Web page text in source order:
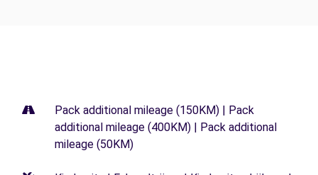
Pack additional mileage (150KM) | Pack
additional mileage (400KM) | Pack additional
mileage (50KM)